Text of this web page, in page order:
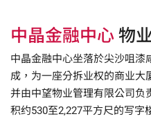
中晶金融中心 物
中晶金融中心坐落於尖沙咀漆
成，为一座分拆业权的商业大
并由中望物业管理有限公司负
积约530至2,227平方尺的写字